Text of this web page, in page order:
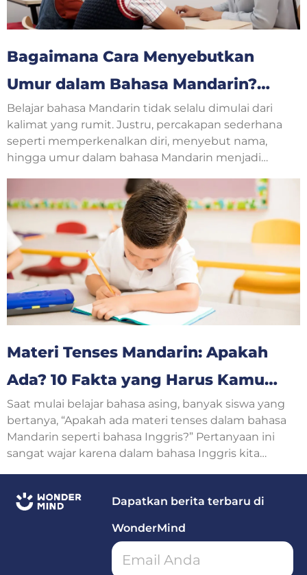
Bagaimana Cara Menyebutkan
Umur dalam Bahasa Mandarin?
Yuk, Belajar Bersama!
Belajar bahasa Mandarin tidak selalu dimulai dari
kalimat yang rumit. Justru, percakapan sederhana
seperti memperkenalkan diri, menyebut nama,
hingga umur dalam bahasa Mandarin menjadi
berkenalan dengan teman baru, guru, atau
mengikuti kelas bahasa Mandarin, pertanyaan
tentang usia sering muncul dalam percakapan
sehari-hari.
Materi Tenses Mandarin: Apakah
Ada? 10 Fakta yang Harus Kamu
Ketahui
Saat mulai belajar bahasa asing, banyak siswa yang
bertanya, “Apakah ada materi tenses dalam bahasa
Mandarin seperti bahasa Inggris?” Pertanyaan ini
sangat wajar karena dalam bahasa Inggris kita
Dapatkan berita terbaru di
WonderMind